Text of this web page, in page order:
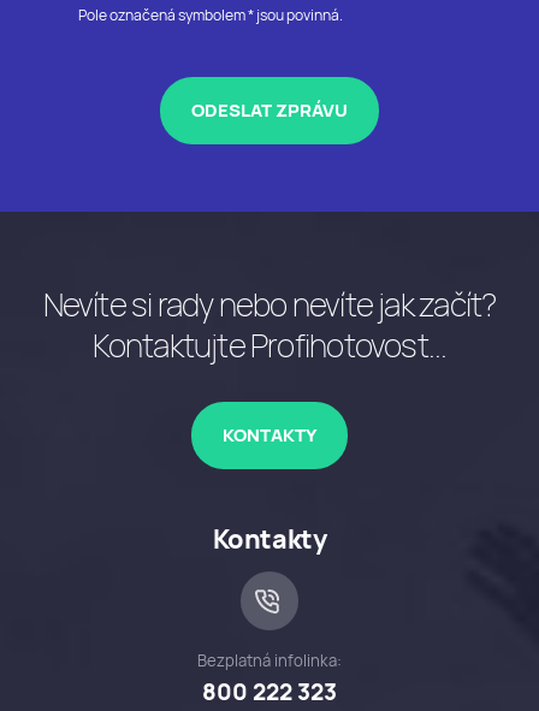
Pole označená symbolem * jsou povinná.
ODESLAT ZPRÁVU
Nevíte si rady nebo nevíte jak začít?
Kontaktujte Profihotovost...
KONTAKTY
Kontakty
Bezplatná infolinka:
800 222 323